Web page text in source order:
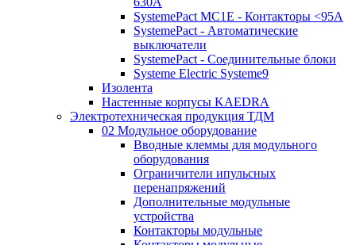
SystemePact MC1E - Контакторы <95A
SystemePact - Автоматические
выключатели
SystemePact - Соединительные блоки
Systeme Electric Systeme9
Изолента
Настенные корпусы KAEDRA
Электротехническая продукция ТДМ
02 Модульное оборудование
Вводные клеммы для модульного
оборудования
Ограничители ипульсных
перенапряжений
Дополнительные модульные
устройства
Контакторы модульные